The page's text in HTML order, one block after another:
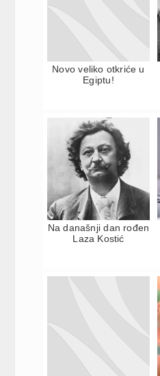
Novo veliko otkriće u
Egiptu!
Na današnji dan rođen
Laza Kostić